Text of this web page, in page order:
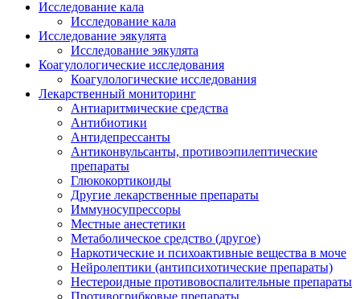
Исследование кала
Исследование кала
Исследование эякулята
Исследование эякулята
Коагулологические исследования
Коагулологические исследования
Лекарственный мониторинг
Антиаритмические средства
Антибиотики
Антидепрессанты
Антиконвульсанты, противоэпилептические
препараты
Глюкокортикоиды
Другие лекарственные препараты
Иммуносупрессоры
Местные анестетики
Метаболическое средство (другое)
Наркотические и психоактивные вещества в моче
Нейролептики (антипсихотические препараты)
Нестероидные противовоспалительные препараты
Противогрибковые препараты